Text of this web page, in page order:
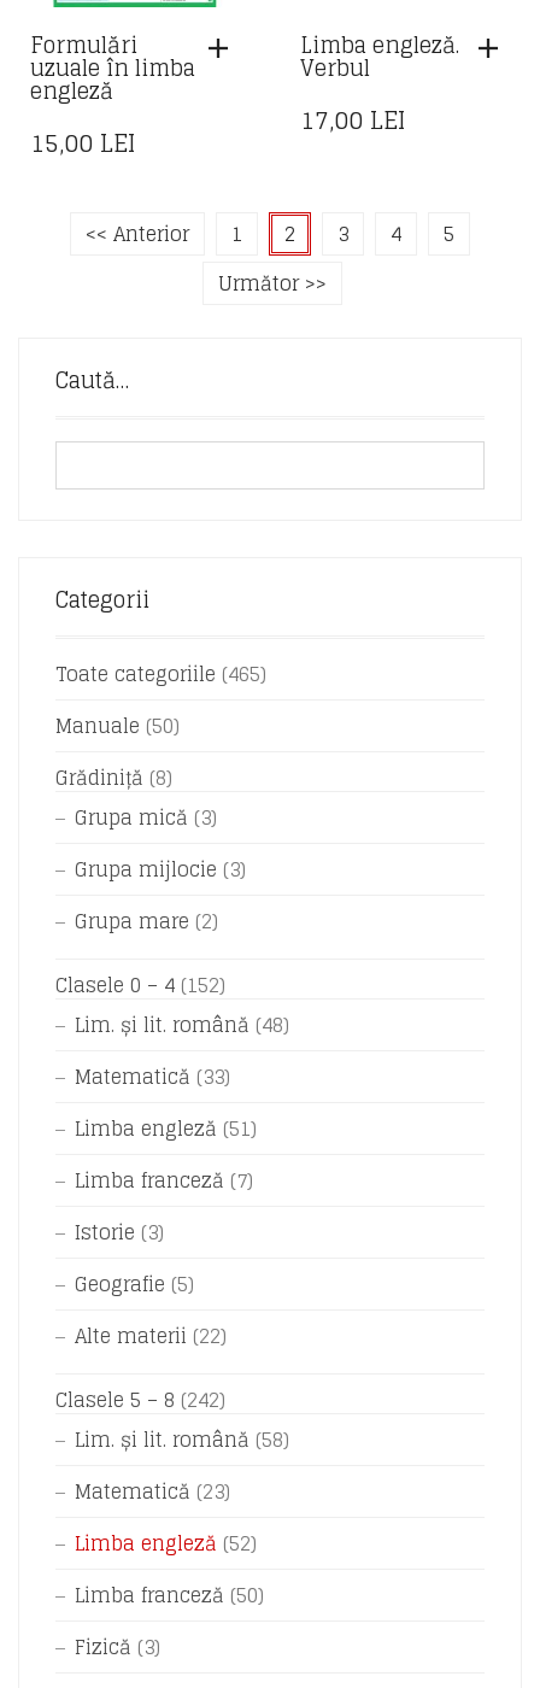
Formulări
uzuale în limba
engleză
15,00 LEI
Limba engleză.
Verbul
17,00 LEI
<< Anterior 1 2 3 4
5
Următor >>
Caută…
Categorii
Toate categoriile (465)
Manuale (50)
Grădiniță (8)
Grupa mică (3)
Grupa mijlocie (3)
Grupa mare (2)
Clasele 0 – 4 (152)
Lim. și lit. română (48)
Matematică (33)
Limba engleză (51)
Limba franceză (7)
Istorie (3)
Geografie (5)
Alte materii (22)
Clasele 5 – 8 (242)
Lim. și lit. română (58)
Matematică (23)
Limba engleză (52)
Limba franceză (50)
Fizică (3)